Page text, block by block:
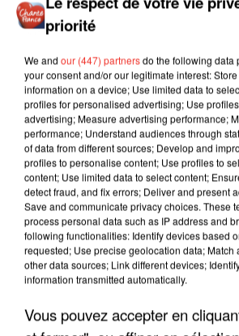
priorité
We and our (447) partnersdo the following data
your consent and/or our legitimate interest:
information on a device; Use limited data to
profiles for personalised advertising; Use
advertising; Measure advertising performance;
performance; Understand audiences through
of data from different sources; Develop and
profiles to personalise content; Use profiles to
content; Use limited data to select content;
detect fraud, and fix errors; Deliver and present
Save and communicate privacy choices. These
process personal data such as IP address and
following functionalities: Identify devices based
requested; Use precise geolocation data; Match
other data sources; Link different devices;
information transmitted automatically.
Vous pouvez accepter en